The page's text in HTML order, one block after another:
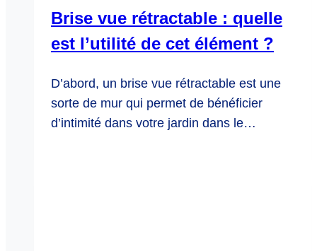
Brise vue rétractable : quelle
est l’utilité de cet élément ?
D’abord, un brise vue rétractable est une
sorte de mur qui permet de bénéficier
d’intimité dans votre jardin dans le…